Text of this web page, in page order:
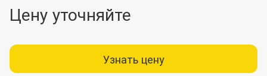
Цену уточняйте
Узнать цену